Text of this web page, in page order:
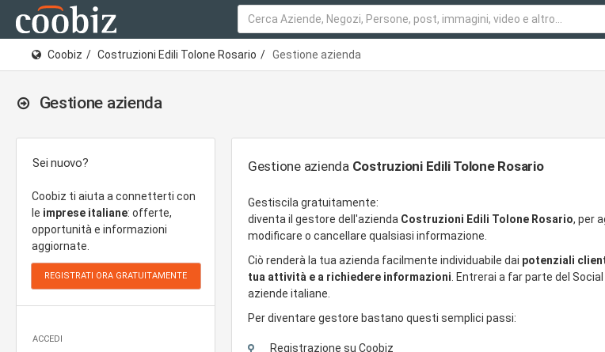
Coobiz Costruzioni Edili Tolone Rosario Gestione azienda
Gestione azienda
Sei nuovo?
Coobiz ti aiuta a connetterti con
le imprese italiane: offerte,
opportunità e informazioni
aggiornate.
ACCEDI
Gestione azienda Costruzioni Edili Tolone Rosario
Gestiscila gratuitamente:
diventa il gestore dell'azienda Costruzioni Edili Tolone Rosario, per
modificare o cancellare qualsiasi informazione.
Ciò renderà la tua azienda facilmente individuabile dai potenziali
tua attività e a richiedere informazioni . Entrerai a far parte del
aziende italiane.
Per diventare gestore bastano questi semplici passi:
Registrazione su Coobiz